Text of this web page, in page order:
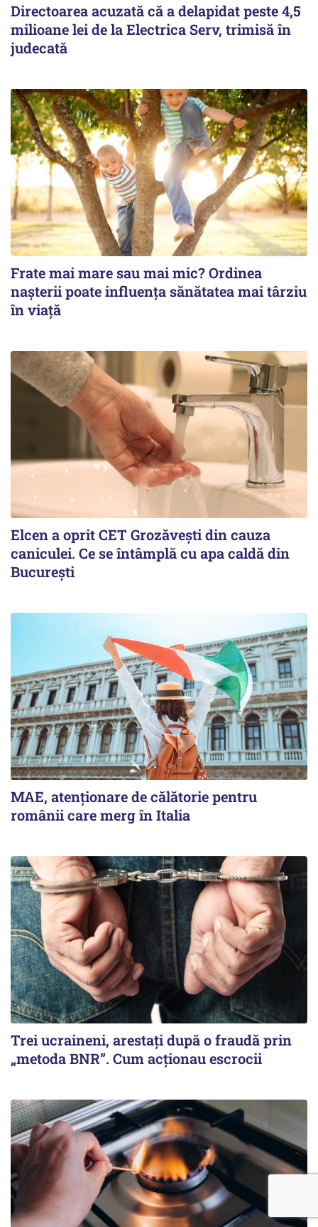
Directoarea acuzată că a delapidat peste 4,5
milioane lei de la Electrica Serv, trimisă în
judecată
Frate mai mare sau mai mic? Ordinea
nașterii poate influența sănătatea mai târziu
în viață
Elcen a oprit CET Grozăvești din cauza
caniculei. Ce se întâmplă cu apa caldă din
București
MAE, atenționare de călătorie pentru
românii care merg în Italia
Trei ucraineni, arestați după o fraudă prin
„metoda BNR”. Cum acționau escrocii